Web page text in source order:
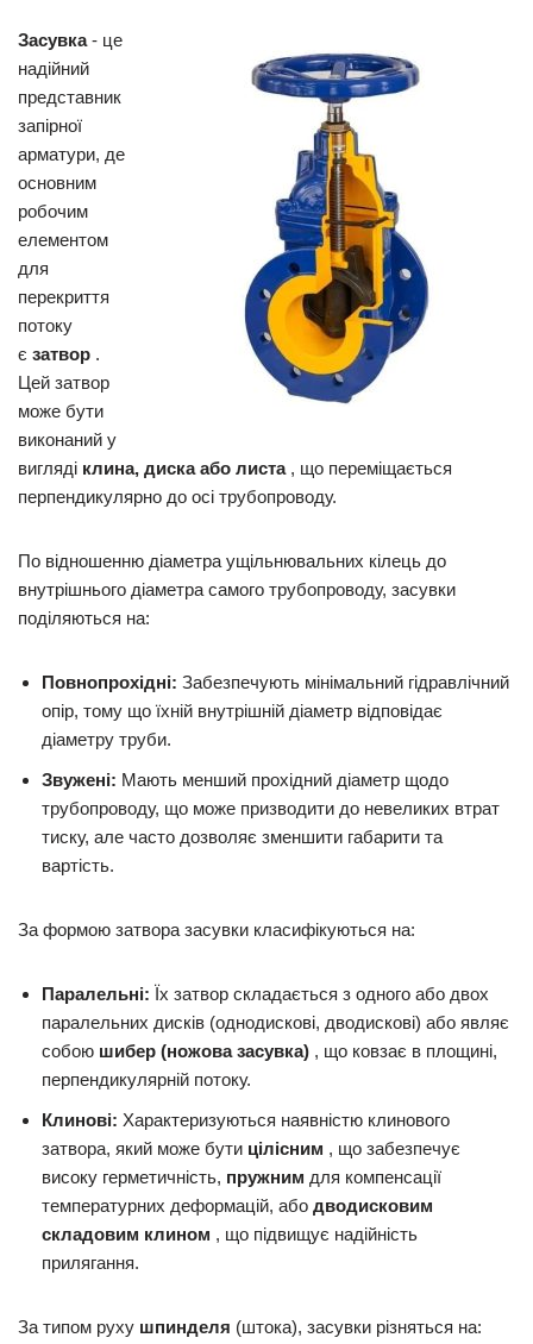
Засувка- це
надійний
представник
запірної
арматури, де
основним
робочим
елементом
для
перекриття
потоку
є затвор .
Цей затвор
може бути
виконаний у
вигляді клина, диска або листа, що переміщається
перпендикулярно до осі трубопроводу.
По відношенню діаметра ущільнювальних кілець до
внутрішнього діаметра самого трубопроводу, засувки
поділяються на:
Повнопрохідні: Забезпечують мінімальний гідравлічний
опір, тому що їхній внутрішній діаметр відповідає
діаметру труби.
Звужені: Мають менший прохідний діаметр щодо
трубопроводу, що може призводити до невеликих втрат
тиску, але часто дозволяє зменшити габарити та
вартість.
За формою затвора засувки класифікуються на:
Паралельні: Їх затвор складається з одного або двох
паралельних дисків (однодискові, дводискові) або являє
собою шибер (ножова засувка) , що ковзає в площині,
перпендикулярній потоку.
Клинові: Характеризуються наявністю клинового
затвора, який може бути цілісним , що забезпечує
високу герметичність, пружним для компенсації
температурних деформацій, або дводисковим
складовим клином , що підвищує надійність
прилягання.
За типом руху шпинделя (штока), засувки різняться на: